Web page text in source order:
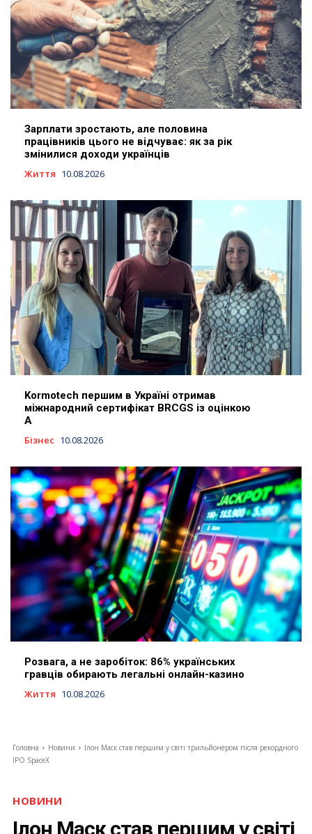
Зарплати зростають, але половина
працівників цього не відчуває: як за рік
змінилися доходи українців
Життя 10.08.2026
Kormotech першим в Україні отримав
міжнародний сертифікат BRCGS із оцінкою
A
Бізнес 10.08.2026
Розвага, а не заробіток: 86% українських
гравців обирають легальні онлайн-казино
Життя 10.08.2026